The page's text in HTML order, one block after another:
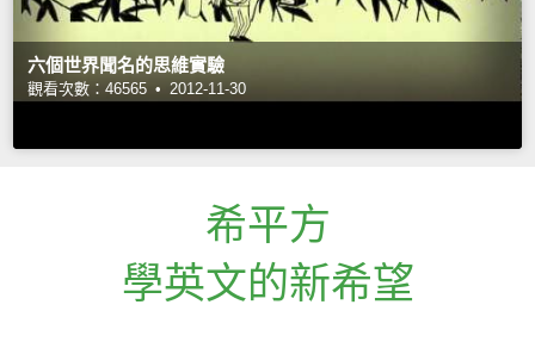
六個世界聞名的思維實驗
觀看次數：46565 • 2012-11-30
希平方
學英文的新希望